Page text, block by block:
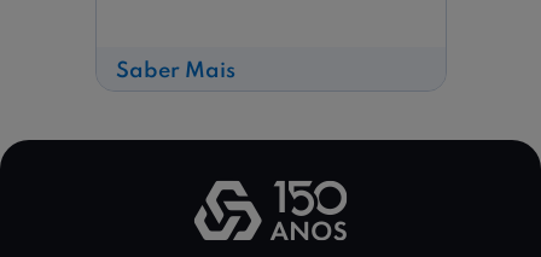
Saber Maissobre
Aquisição
própria
para
jovens
até
aos